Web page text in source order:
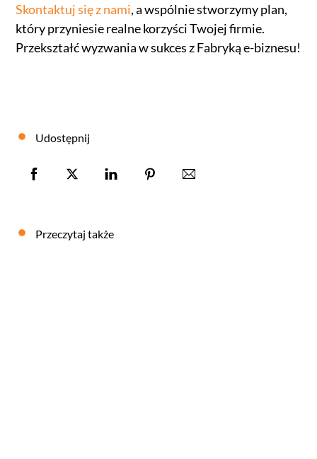
Skontaktuj się z nami, a wspólnie stworzymy plan,
który przyniesie realne korzyści Twojej firmie.
Przekształć wyzwania w sukces z Fabryką e-biznesu!
Udostępnij
Przeczytaj także